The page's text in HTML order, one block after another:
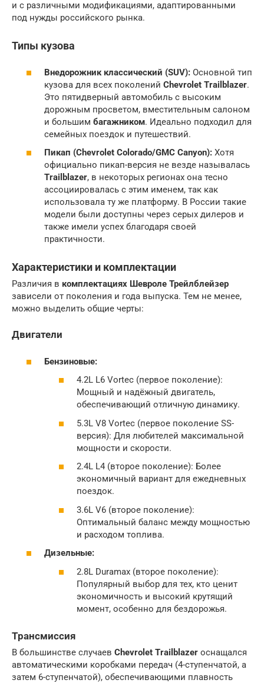
и с различными модификациями, адаптированными
под нужды российского рынка.
Типы кузова
Внедорожник классический (SUV): Основной тип
кузова для всех поколений Chevrolet Trailblazer.
Это пятидверный автомобиль с высоким
дорожным просветом, вместительным салоном
и большим багажником. Идеально подходил для
семейных поездок и путешествий.
Пикап (Chevrolet Colorado/GMC Canyon): Хотя
официально пикап-версия не везде называлась
Trailblazer, в некоторых регионах она тесно
ассоциировалась с этим именем, так как
использовала ту же платформу. В России такие
модели были доступны через серых дилеров и
также имели успех благодаря своей
практичности.
Характеристики и комплектации
Различия в комплектациях Шевроле Трейлблейзер
зависели от поколения и года выпуска. Тем не менее,
можно выделить общие черты:
Двигатели
Бензиновые:
4.2L L6 Vortec (первое поколение):
Мощный и надёжный двигатель,
обеспечивающий отличную динамику.
5.3L V8 Vortec (первое поколение SS-
версия): Для любителей максимальной
мощности и скорости.
2.4L L4 (второе поколение): Более
экономичный вариант для ежедневных
поездок.
3.6L V6 (второе поколение):
Оптимальный баланс между мощностью
и расходом топлива.
Дизельные:
2.8L Duramax (второе поколение):
Популярный выбор для тех, кто ценит
экономичность и высокий крутящий
момент, особенно для бездорожья.
Трансмиссия
В большинстве случаев Chevrolet Trailblazer оснащался
автоматическими коробками передач (4-ступенчатой, а
затем 6-ступенчатой), обеспечивающими плавность